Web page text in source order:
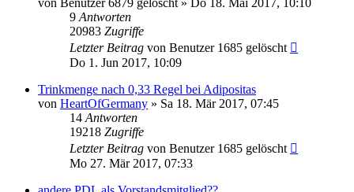
9 Antworten
20983 Zugriffe
Letzter Beitrag von Benutzer 1685 gelöscht
Do 1. Jun 2017, 10:09
Trinkmenge nach 0,33 Regel bei Adipositas
von HeartOfGermany » Sa 18. Mär 2017, 07:45
14 Antworten
19218 Zugriffe
Letzter Beitrag von Benutzer 1685 gelöscht
Mo 27. Mär 2017, 07:33